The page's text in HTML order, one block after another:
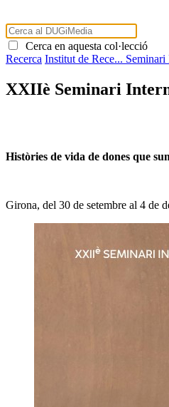
Cerca en aquesta col·lecció
Recerca Institut de Rece... Seminari
XXIIè Seminari
Històries de vida de dones que
Girona, del 30 de setembre al 4 de